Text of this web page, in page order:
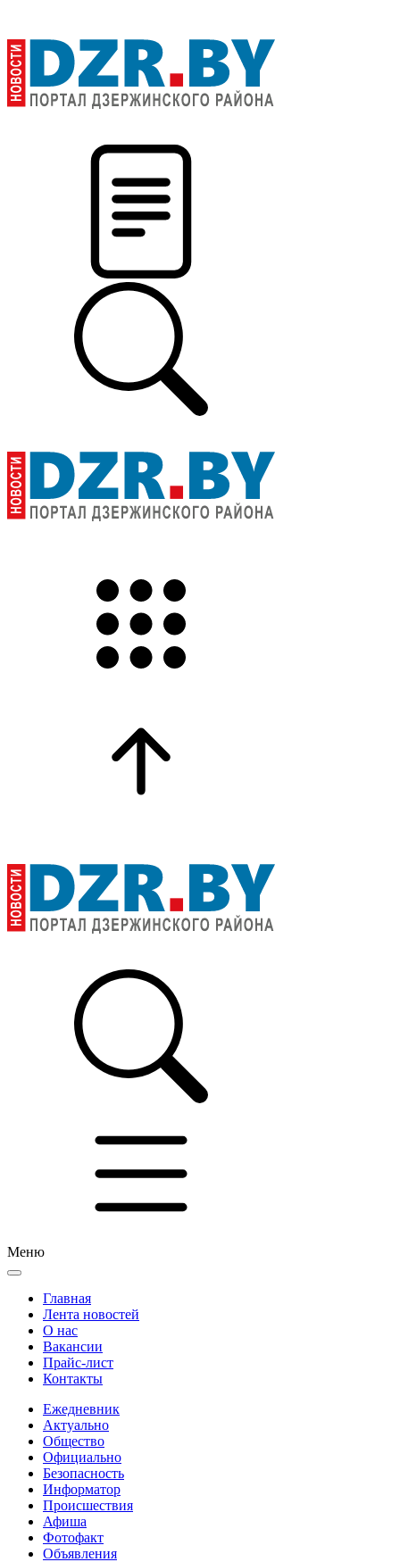
Меню
Главная
Лента новостей
О нас
Вакансии
Прайс-лист
Контакты
Ежедневник
Актуально
Общество
Официально
Безопасность
Информатор
Происшествия
Афиша
Фотофакт
Объявления